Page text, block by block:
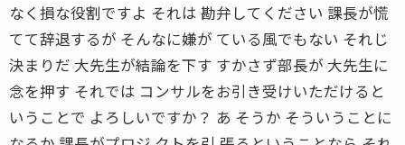
なく損な役割ですよ それは 勘弁してください 課長が慌
てて辞退するが そんなに嫌が ている風でもない それじ
決まりだ 大先生が結論を下す すかさず部長が 大先生に
念を押す それでは コンサルをお引き受けいただけると
いうことで よろしいですか？ あ そうか そういうことに